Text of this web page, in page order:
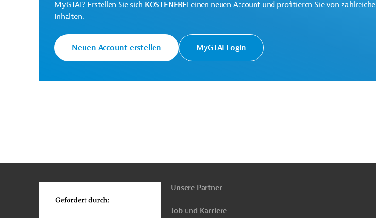
and Sewerage Authority
Projektträger
MyGTAI? Erstellen Sie sich KOSTENFREI einen neuen Account und profitieren Sie von
Inhalten.
Neuen Account erstellen MyGTAI Login
oben
Unsere Partner
Job und Karriere